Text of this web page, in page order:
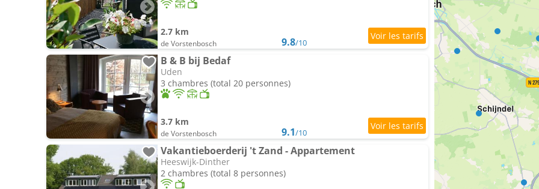
2.7 km
de Vorstenbosch 9.8/10
B & B bij Bedaf
Uden
3 chambres (total 20 personnes)
3.7 km
de Vorstenbosch 9.1/10
Vakantieboerderij 't Zand - Appartement
Heeswijk-Dinther
2 chambres (total 8 personnes)